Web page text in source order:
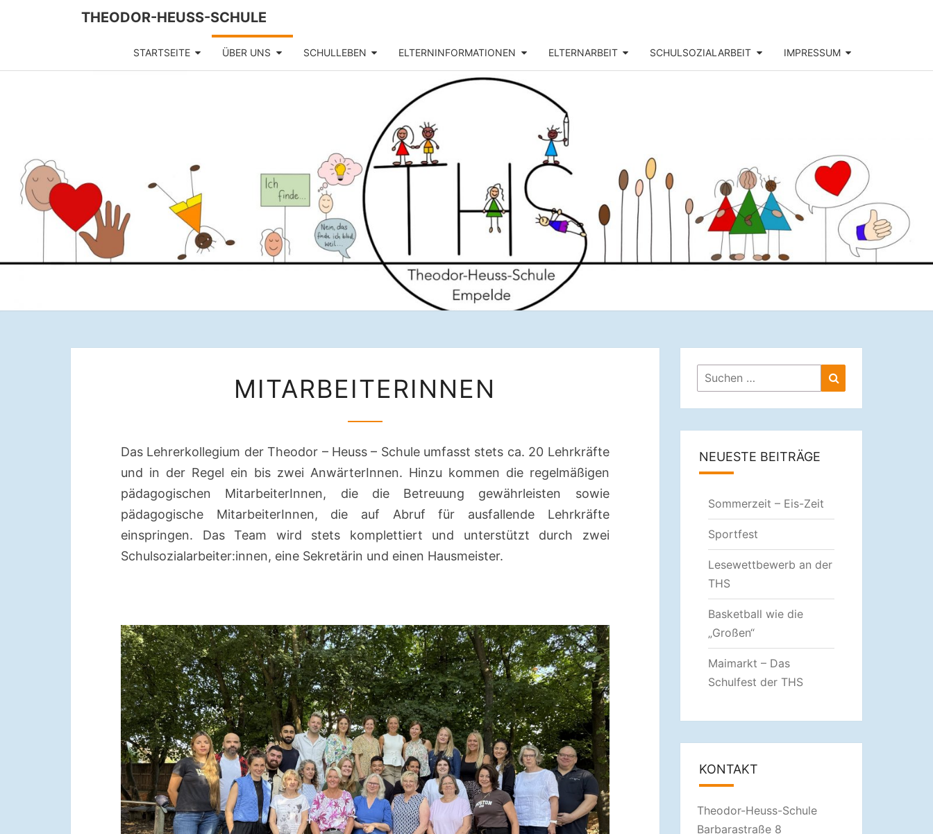
THEODOR-HEUSS-SCHULE
STARTSEITE ÜBER UNS SCHULLEBEN ELTERNINFORMATIONEN ELTERNARBEIT SCHULSOZIALARBEIT IMPRESSUM
THEODOR-
HEUSS-
SCHULE
Unsere
Grundschule
In Empelde
MITARBEITERINNEN
Das Lehrerkollegium der Theodor – Heuss – Schule umfasst stets ca. 20 Lehrkräfte
und in der Regel ein bis zwei AnwärterInnen. Hinzu kommen die regelmäßigen
pädagogischen MitarbeiterInnen, die die Betreuung gewährleisten sowie
pädagogische MitarbeiterInnen, die auf Abruf für ausfallende Lehrkräfte
einspringen. Das Team wird stets komplettiert und unterstützt durch zwei
Schulsozialarbeiter:innen, eine Sekretärin und einen Hausmeister.
Suchen
nach:
NEUESTE BEITRÄGE
Sommerzeit – Eis-Zeit
Sportfest
Lesewettbewerb an der
THS
Basketball wie die
„Großen“
Maimarkt – Das
Schulfest der THS
KONTAKT
Theodor-Heuss-Schule
Barbarastraße 8